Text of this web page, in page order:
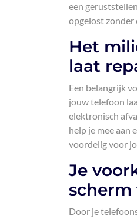
een
opgelost zonder
Het
laat
Een belangrijk
jouw telefoon
elektronisch
help je mee aan
voordelig voor
Je
Door je